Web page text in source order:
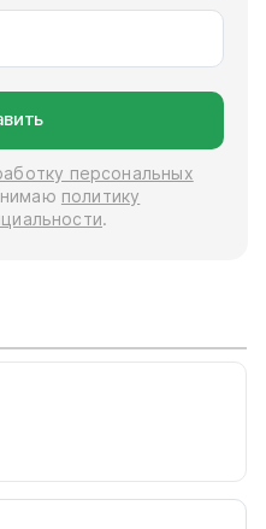
персональных
политику
.